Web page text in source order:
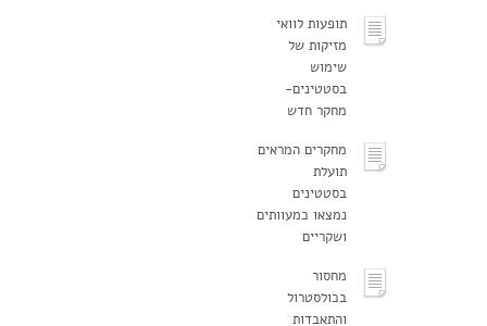
תופעות לוואי
מזיקות של
שימוש
בסטטינים-
מחקר חדש
מחקרים המראים
תועלת
בסטטינים
נמצאו כמעוותים
ושקריים
מחסור
בכולסטרול
והתאבדות